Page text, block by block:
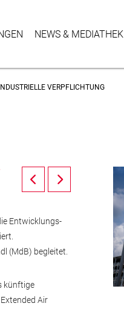
NEWS & MEDIATHEK
VERPFLICHTUNG
Entwicklungs-
(MdB) begleitet.
künftige
Air